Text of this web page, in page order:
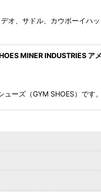
オ、サドル、カウボーイハ
MINER INDUSTRIES アメ
ーズ（GYM SHOES）で